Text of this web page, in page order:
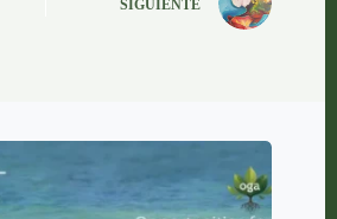
SIGUIENTE